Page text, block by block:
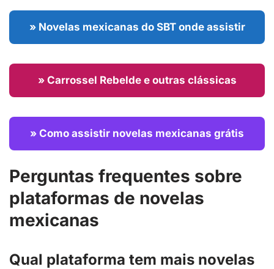
» Novelas mexicanas do SBT onde assistir
» Carrossel Rebelde e outras clássicas
» Como assistir novelas mexicanas grátis
Perguntas frequentes sobre
plataformas de novelas
mexicanas
Qual plataforma tem mais novelas